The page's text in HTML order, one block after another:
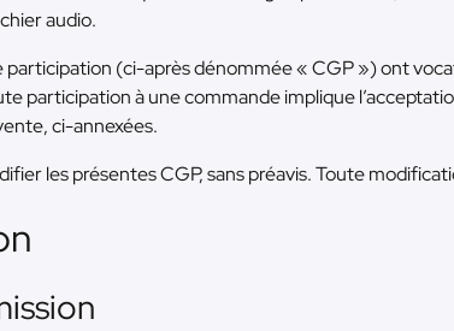
audio.
(ci-après dénommée « CGP ») ont
participation à une commande implique
ci-annexées.
les présentes CGP, sans préavis. Toute